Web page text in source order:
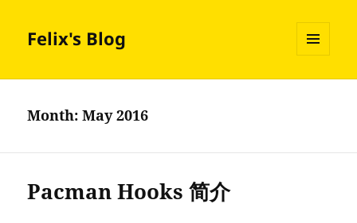
Felix's Blog
AND
Month:May 2016
Pacman Hooks 简介